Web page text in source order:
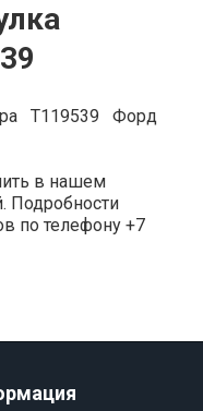
T119539 Форд
в нашем
Подробности
по телефону +7